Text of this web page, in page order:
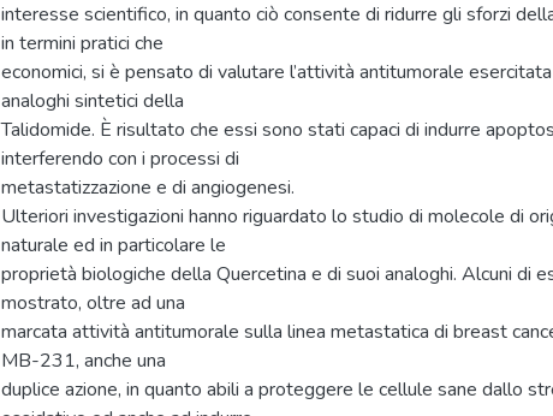
interesse scientifico, in quanto ciò consente di ridurre gli sforzi
in termini pratici che
economici, si è pensato di valutare l’attività antitumorale
analoghi sintetici della
Talidomide. È risultato che essi sono stati capaci di indurre
interferendo con i processi di
metastatizzazione e di angiogenesi.
Ulteriori investigazioni hanno riguardato lo studio di molecole di
naturale ed in particolare le
proprietà biologiche della Quercetina e di suoi analoghi. Alcuni di
mostrato, oltre ad una
marcata attività antitumorale sulla linea metastatica di breast
MB-231, anche una
duplice azione, in quanto abili a proteggere le cellule sane dallo